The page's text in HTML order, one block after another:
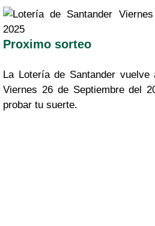
Proximo sorteo
La Lotería de Santander
Viernes 26 de Septiembre del
probar tu suerte.